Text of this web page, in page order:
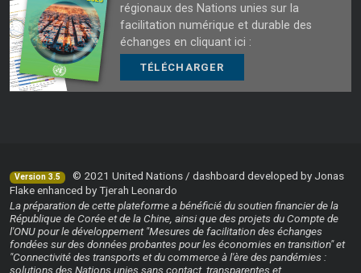
régionaux des Nations unies sur la
facilitation numérique et durable des
échanges en cliquant ici :
TÉLÉCHARGER
Version 3.5
© 2021 United Nations / dashboard developed by Jonas
Flake enhanced by Tjerah Leonardo
La préparation de cette plateforme a bénéficié du soutien financier de la
République de Corée et de la Chine, ainsi que des projets du Compte de
l'ONU pour le développement "Mesures de facilitation des échanges
fondées sur des données probantes pour les économies en transition" et
"Connectivité des transports et du commerce à l'ère des pandémies :
solutions des Nations unies sans contact, transparentes et